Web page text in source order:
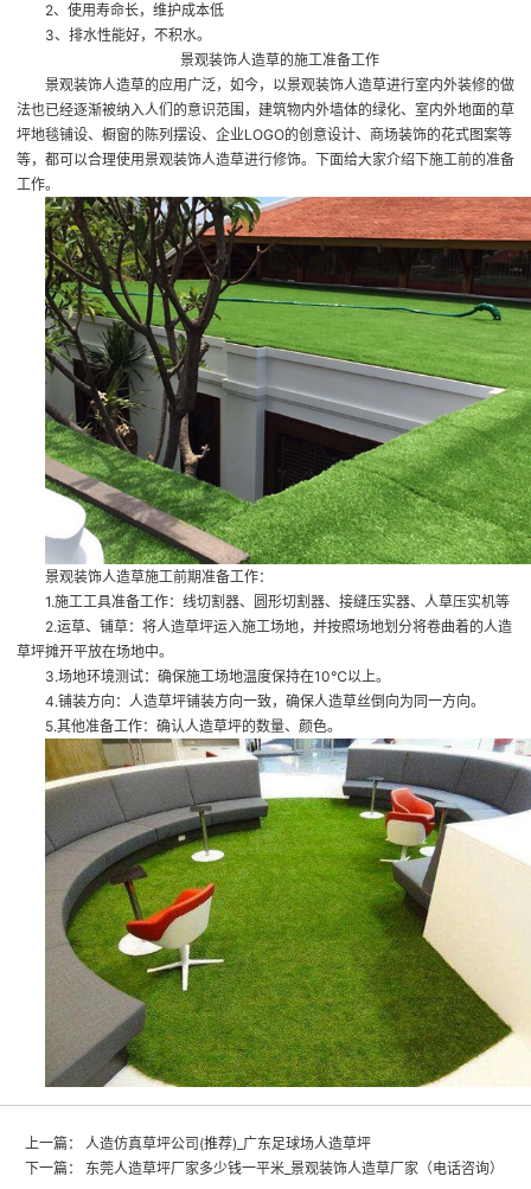
2、使用寿命长，维护成本低
3、排水性能好，不积水。
景观装饰人造草的施工准备工作
景观装饰人造草的应用广泛，如今，以景观装饰人造草进行室内外装修的做
法也已经逐渐被纳入人们的意识范围，建筑物内外墙体的绿化、室内外地面的草
坪地毯铺设、橱窗的陈列摆设、企业LOGO的创意设计、商场装饰的花式图案等
等，都可以合理使用景观装饰人造草进行修饰。下面给大家介绍下施工前的准备
工作。
景观装饰人造草施工前期准备工作：
1.施工工具准备工作：线切割器、圆形切割器、接缝压实器、人草压实机等
2.运草、铺草：将人造草坪运入施工场地，并按照场地划分将卷曲着的人造
草坪摊开平放在场地中。
3.场地环境测试：确保施工场地温度保持在10℃以上。
4.铺装方向：人造草坪铺装方向一致，确保人造草丝倒向为同一方向。
5.其他准备工作：确认人造草坪的数量、颜色。
上一篇：
人造仿真草坪公司(推荐)_广东足球场人造草坪
下一篇：
东莞人造草坪厂家多少钱一平米_景观装饰人造草厂家（电话咨询）